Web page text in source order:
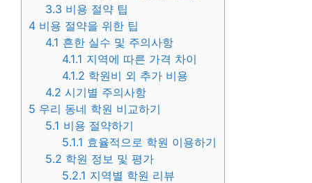
3.3 비용 절약 팁
4 비용 절약을 위한 팁
4.1 흔한 실수 및 주의사항
4.1.1 지역에 따른 가격 차이
4.1.2 학원비 외 추가 비용
4.2 시기별 주의사항
5 우리 동네 학원 비교하기
5.1 비용 절약하기
5.1.1 효율적으로 학원 이용하기
5.2 학원 정보 및 평가
5.2.1 지역별 학원 리뷰